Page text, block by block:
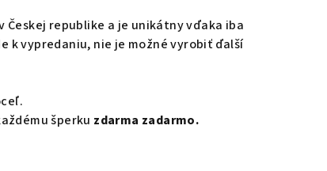
republike a je unikátny vďaka iba
k vypredaniu, nie je možné vyrobiť ďalší
šperku zdarma zadarmo.